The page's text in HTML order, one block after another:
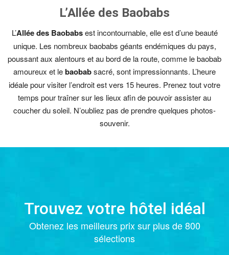
L’Allée des Baobabs
L’Allée des Baobabsest incontournable, elle est d’une beauté
unique. Les nombreux baobabs géants endémiques du pays,
poussant aux alentours et au bord de la route, comme le baobab
amoureux et lebaobabsacré, sont impressionnants. L’heure
idéale pour visiter l’endroit est vers 15 heures. Prenez tout votre
temps pour traîner sur les lieux afin de pouvoir assister au
coucher du soleil. N’oubliez pas de prendre quelques photos-
souvenir.
Trouvez votre hôtel idéal
Obtenez les meilleurs prix sur plus de 800
sélections